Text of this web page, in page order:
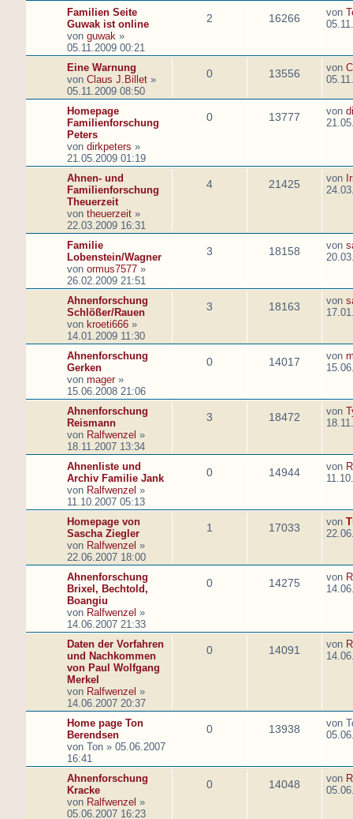
Familien Seite
Guwak ist online
von guwak »
05.11.2009 00:21
2 16266 von
Eine Warnung
von Claus J.Billet »
05.11.2009 08:50
0 13556 von
Homepage
Familienforschung
Peters
von dirkpeters »
21.05.2009 01:19
0 13777 von
Ahnen- und
Familienforschung
Theuerzeit
von theuerzeit »
22.03.2009 16:31
4 21425 von
Familie
Lobenstein/Wagner
von ormus7577 »
26.02.2009 21:51
3 18158 von
Ahnenforschung
Schlößer/Rauen
von kroeti666 »
14.01.2009 11:30
3 18163 von
Ahnenforschung
Gerken
von mager»
15.06.2008 21:06
0 14017 von
Ahnenforschung
Reismann
von Ralfwenzel »
18.11.2007 13:34
3 18472 von
Ahnenliste und
Archiv Familie Jank
von Ralfwenzel »
11.10.2007 05:13
0 14944 von
Homepage von
Sascha Ziegler
von Ralfwenzel »
22.06.2007 18:00
1 17033 von
Ahnenforschung
Brixel, Bechtold,
Boangiu
von Ralfwenzel »
14.06.2007 21:33
0 14275 von
Daten der Vorfahren
und Nachkommen
von Paul Wolfgang
Merkel
von Ralfwenzel »
14.06.2007 20:37
0 14091 von
Home page Ton
Berendsen
von Ton » 05.06.2007
16:41
0 13938 von
Ahnenforschung
Kracke
von Ralfwenzel »
05.06.2007 16:23
0 14048 von